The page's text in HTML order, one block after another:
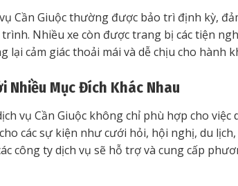
Cần Giuộc thường được bảo trì định kỳ,
Nhiều xe còn được trang bị các tiện
lại cảm giác thoải mái và dễ chịu cho hành
Nhiều Mục Đích Khác Nhau
vụ Cần Giuộc không chỉ phù hợp cho
các sự kiện như cưới hỏi, hội nghị, du
công ty dịch vụ sẽ hỗ trợ và cung cấp